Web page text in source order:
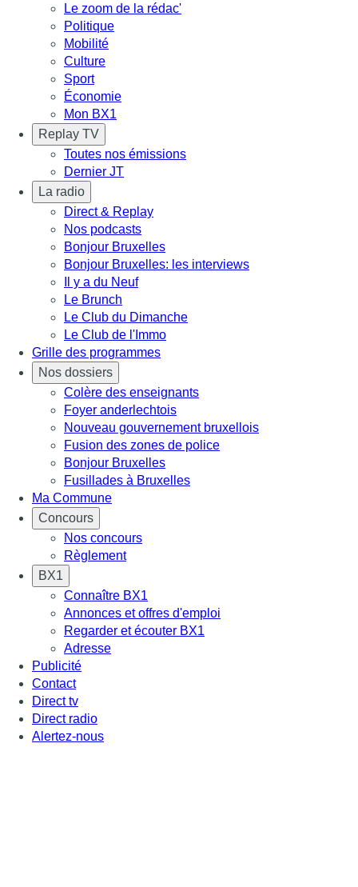
Le zoom de la rédac'
Politique
Mobilité
Culture
Sport
Économie
Mon BX1
Replay TV
Toutes nos émissions
Dernier JT
La radio
Direct & Replay
Nos podcasts
Bonjour Bruxelles
Bonjour Bruxelles: les interviews
Il y a du Neuf
Le Brunch
Le Club du Dimanche
Le Club de l'Immo
Grille des programmes
Nos dossiers
Colère des enseignants
Foyer anderlechtois
Nouveau gouvernement bruxellois
Fusion des zones de police
Bonjour Bruxelles
Fusillades à Bruxelles
Ma Commune
Concours
Nos concours
Règlement
BX1
Connaître BX1
Annonces et offres d'emploi
Regarder et écouter BX1
Adresse
Publicité
Contact
Direct tv
Direct radio
Alertez-nous